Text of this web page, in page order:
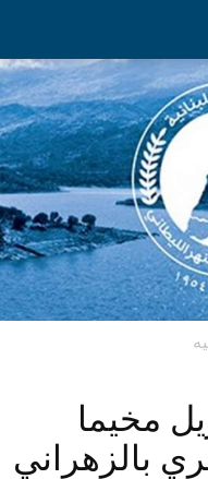
مخيما
بالزهراني